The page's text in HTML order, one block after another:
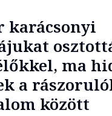
karácsonyi
ma
a
között